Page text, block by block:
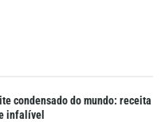
condensado do mundo: receita
infalível